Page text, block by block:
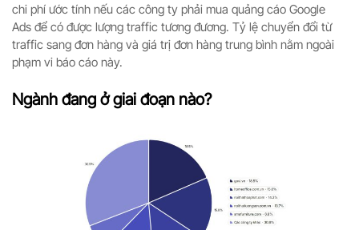
chi phí ước tính nếu các công ty phải mua quảng cáo Google
Ads để có được lượng traffic tương đương. Tỷ lệ chuyển đổi từ
traffic sang đơn hàng và giá trị đơn hàng trung bình nằm ngoài
phạm vi báo cáo này.
Ngành đang ở giai đoạn nào?